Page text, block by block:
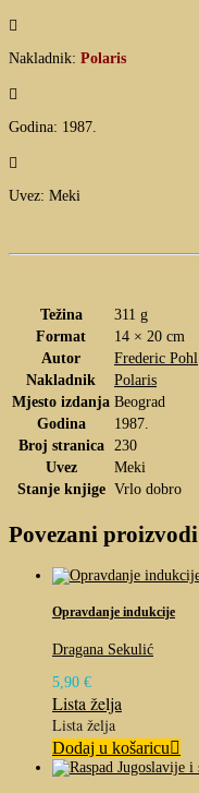

Nakladnik: Polaris

Godina: 1987.

Uvez: Meki
Težina
311 g
Format
14 × 20 cm
Autor
Frederic Pohl
Nakladnik
Polaris
Mjesto izdanja Beograd
Godina
1987.
Broj stranica
230
Uvez
Meki
Stanje knjige Vrlo dobro
Povezani proizvodi
Opravdanje indukcije
Dragana Sekulić
5,90 €
Lista želja
Lista želja
Dodaj u košaricu